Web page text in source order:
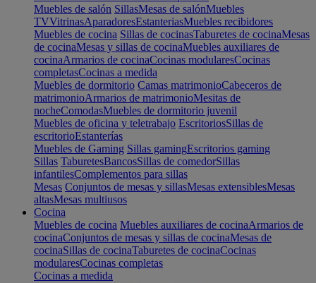
Muebles de salón SillasMesas de salónMuebles
TVVitrinasAparadoresEstanteriasMuebles recibidores
Muebles de cocina Sillas de cocinasTaburetes de cocinaMesas
de cocinaMesas y sillas de cocinaMuebles auxiliares de
cocinaArmarios de cocinaCocinas modularesCocinas
completasCocinas a medida
Muebles de dormitorio Camas matrimonioCabeceros de
matrimonioArmarios de matrimonioMesitas de
nocheComodasMuebles de dormitorio juvenil
Muebles de oficina y teletrabajo EscritoriosSillas de
escritorioEstanterías
Muebles de Gaming Sillas gamingEscritorios gaming
Sillas TaburetesBancosSillas de comedorSillas
infantilesComplementos para sillas
Mesas Conjuntos de mesas y sillasMesas extensiblesMesas
altasMesas multiusos
Cocina
Muebles de cocina Muebles auxiliares de cocinaArmarios de
cocinaConjuntos de mesas y sillas de cocinaMesas de
cocinaSillas de cocinaTaburetes de cocinaCocinas
modularesCocinas completas
Cocinas a medida